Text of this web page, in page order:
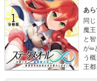
あ
同
魔
と
が∞
う
王